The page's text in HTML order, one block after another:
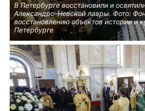
В Петербурге восстановили и
Александро-Невской лавры. Фото:
восстановлению объектов истории и
Петербурге